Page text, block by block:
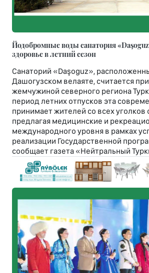
Йодобромные воды санатория
здоровье в летний сезон
Санаторий «Daşoguz»,
Дашогузском велаяте, считается
жемчужиной северного региона
период летних отпусков эта
принимает жителей со всех уголков
предлагая медицинские и
международного уровня в рамках
реализации Государственной
сообщает газета «Нейтральный